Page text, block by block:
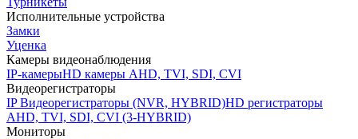
Исполнительные устройства
Замки
Уценка
Камеры видеонаблюдения
IP-камерыHD камеры AHD, TVI, SDI, CVI
Видеорегистраторы
IP Видеорегистраторы (NVR, HYBRID)HD регистраторы
AHD, TVI, SDI, CVI (3-HYBRID)
Мониторы